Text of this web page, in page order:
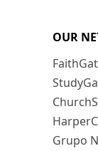
OUR
Grupo